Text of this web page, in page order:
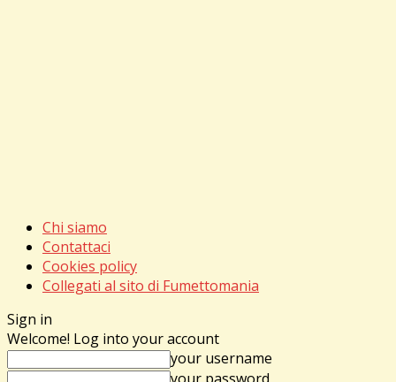
Chi siamo
Contattaci
Cookies policy
Collegati al sito di Fumettomania
Sign in
Welcome! Log into your account
your username